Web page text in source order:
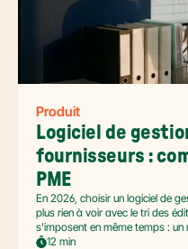
Produit
Logiciel de
fournisseurs :
PME
En 2026, choisir un logiciel de
plus rien à voir avec le tri des
s'imposent en même temps : un
USD en pleine accélération, une
12 min